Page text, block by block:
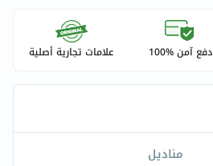
دفع آمن %100 علامات تجارية أصلية
مناديل